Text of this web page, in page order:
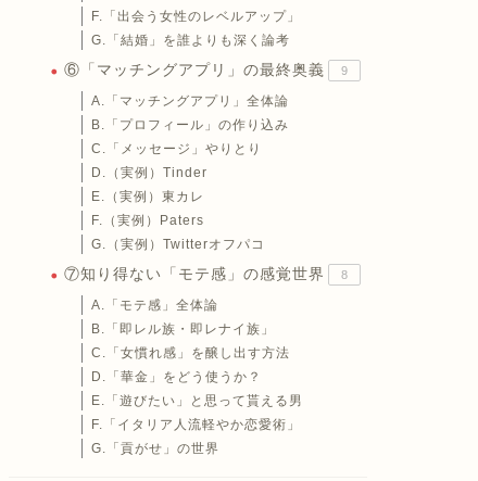
F.「出会う女性のレベルアップ」
G.「結婚」を誰よりも深く論考
⑥「マッチングアプリ」の最終奥義 9
A.「マッチングアプリ」全体論
B.「プロフィール」の作り込み
C.「メッセージ」やりとり
D.（実例）Tinder
E.（実例）東カレ
F.（実例）Paters
G.（実例）Twitterオフパコ
⑦知り得ない「モテ感」の感覚世界 8
A.「モテ感」全体論
B.「即レル族・即レナイ族」
C.「女慣れ感」を醸し出す方法
D.「華金」をどう使うか？
E.「遊びたい」と思って貰える男
F.「イタリア人流軽やか恋愛術」
G.「貢がせ」の世界